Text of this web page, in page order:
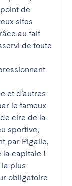
de
sites
au fait
de toute
et d’autres
le fameux
cire de la
sportive,
par Pigalle,
la capitale !
la plus
obligatoire